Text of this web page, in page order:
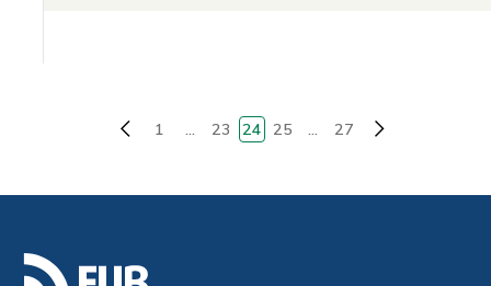
ALLEGATI
Pagina precedente
1 ... 23 24 25 ... 27
Pagina